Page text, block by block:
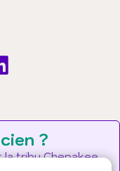
?
la tribu Chepakee